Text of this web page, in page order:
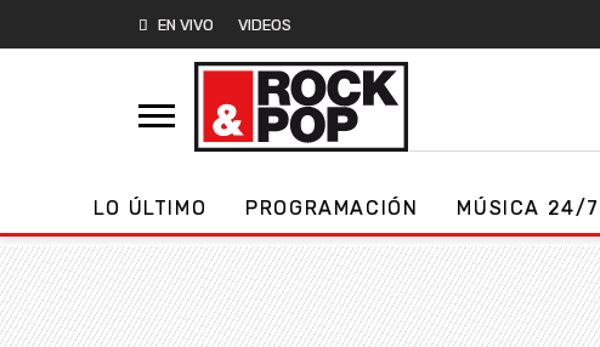
EN VIVO VIDEOS
LO ÚLTIMO PROGRAMACIÓN MÚSICA 24/7